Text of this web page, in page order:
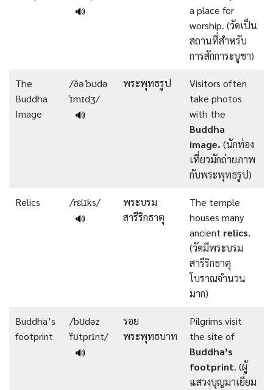
🔊
a place for
worship. (วัดเป็น
สถานที่สำหรับ
การสักการะบูชา)
The
Buddha
Image
/ðə ˈbʊdə
ˈɪmɪdʒ/
🔊
พระพุทธรูป
Visitors often
take photos
with the
Buddha
image. (นักท่อง
เที่ยวมักถ่ายภาพ
กับพระพุทธรูป)
Relics
/ˈrɛlɪks/
🔊
พระบรม
สารีริกธาตุ
The temple
houses many
ancient relics.
(วัดมีพระบรม
สารีริกธาตุ
โบราณจำนวน
มาก)
Buddha’s
footprint
/ˈbʊdəz
ˈfʊtprɪnt/
🔊
รอย
พระพุทธบาท
Pilgrims visit
the site of
Buddha’s
footprint. (ผู้
แสวงบุญมาเยี่ยม